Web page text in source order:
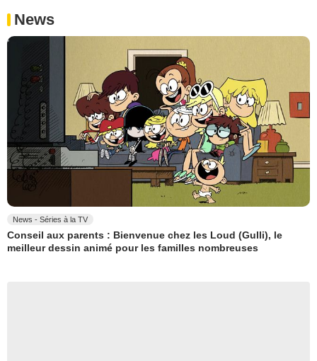
News
News - Séries à la TV
Conseil aux parents : Bienvenue chez les Loud (Gulli), le
meilleur dessin animé pour les familles nombreuses